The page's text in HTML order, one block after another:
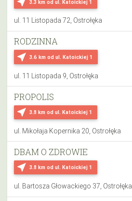
3.3 km od ul. Katoickiej 1
ul. 11 Listopada 72, Ostrołęka
near_me 3.6 km od ul. Katoickiej 1
RODZINNA
ul. 11 Listopada 9, Ostrołęka
near_me 3.8 km od ul. Katoickiej 1
PROPOLIS
ul. Mikołaja Kopernika 20, Ostrołęka
near_me 3.8 km od ul. Katoickiej 1
DBAM O ZDROWIE
ul. Bartosza Głowackiego 37, Ostrołęka